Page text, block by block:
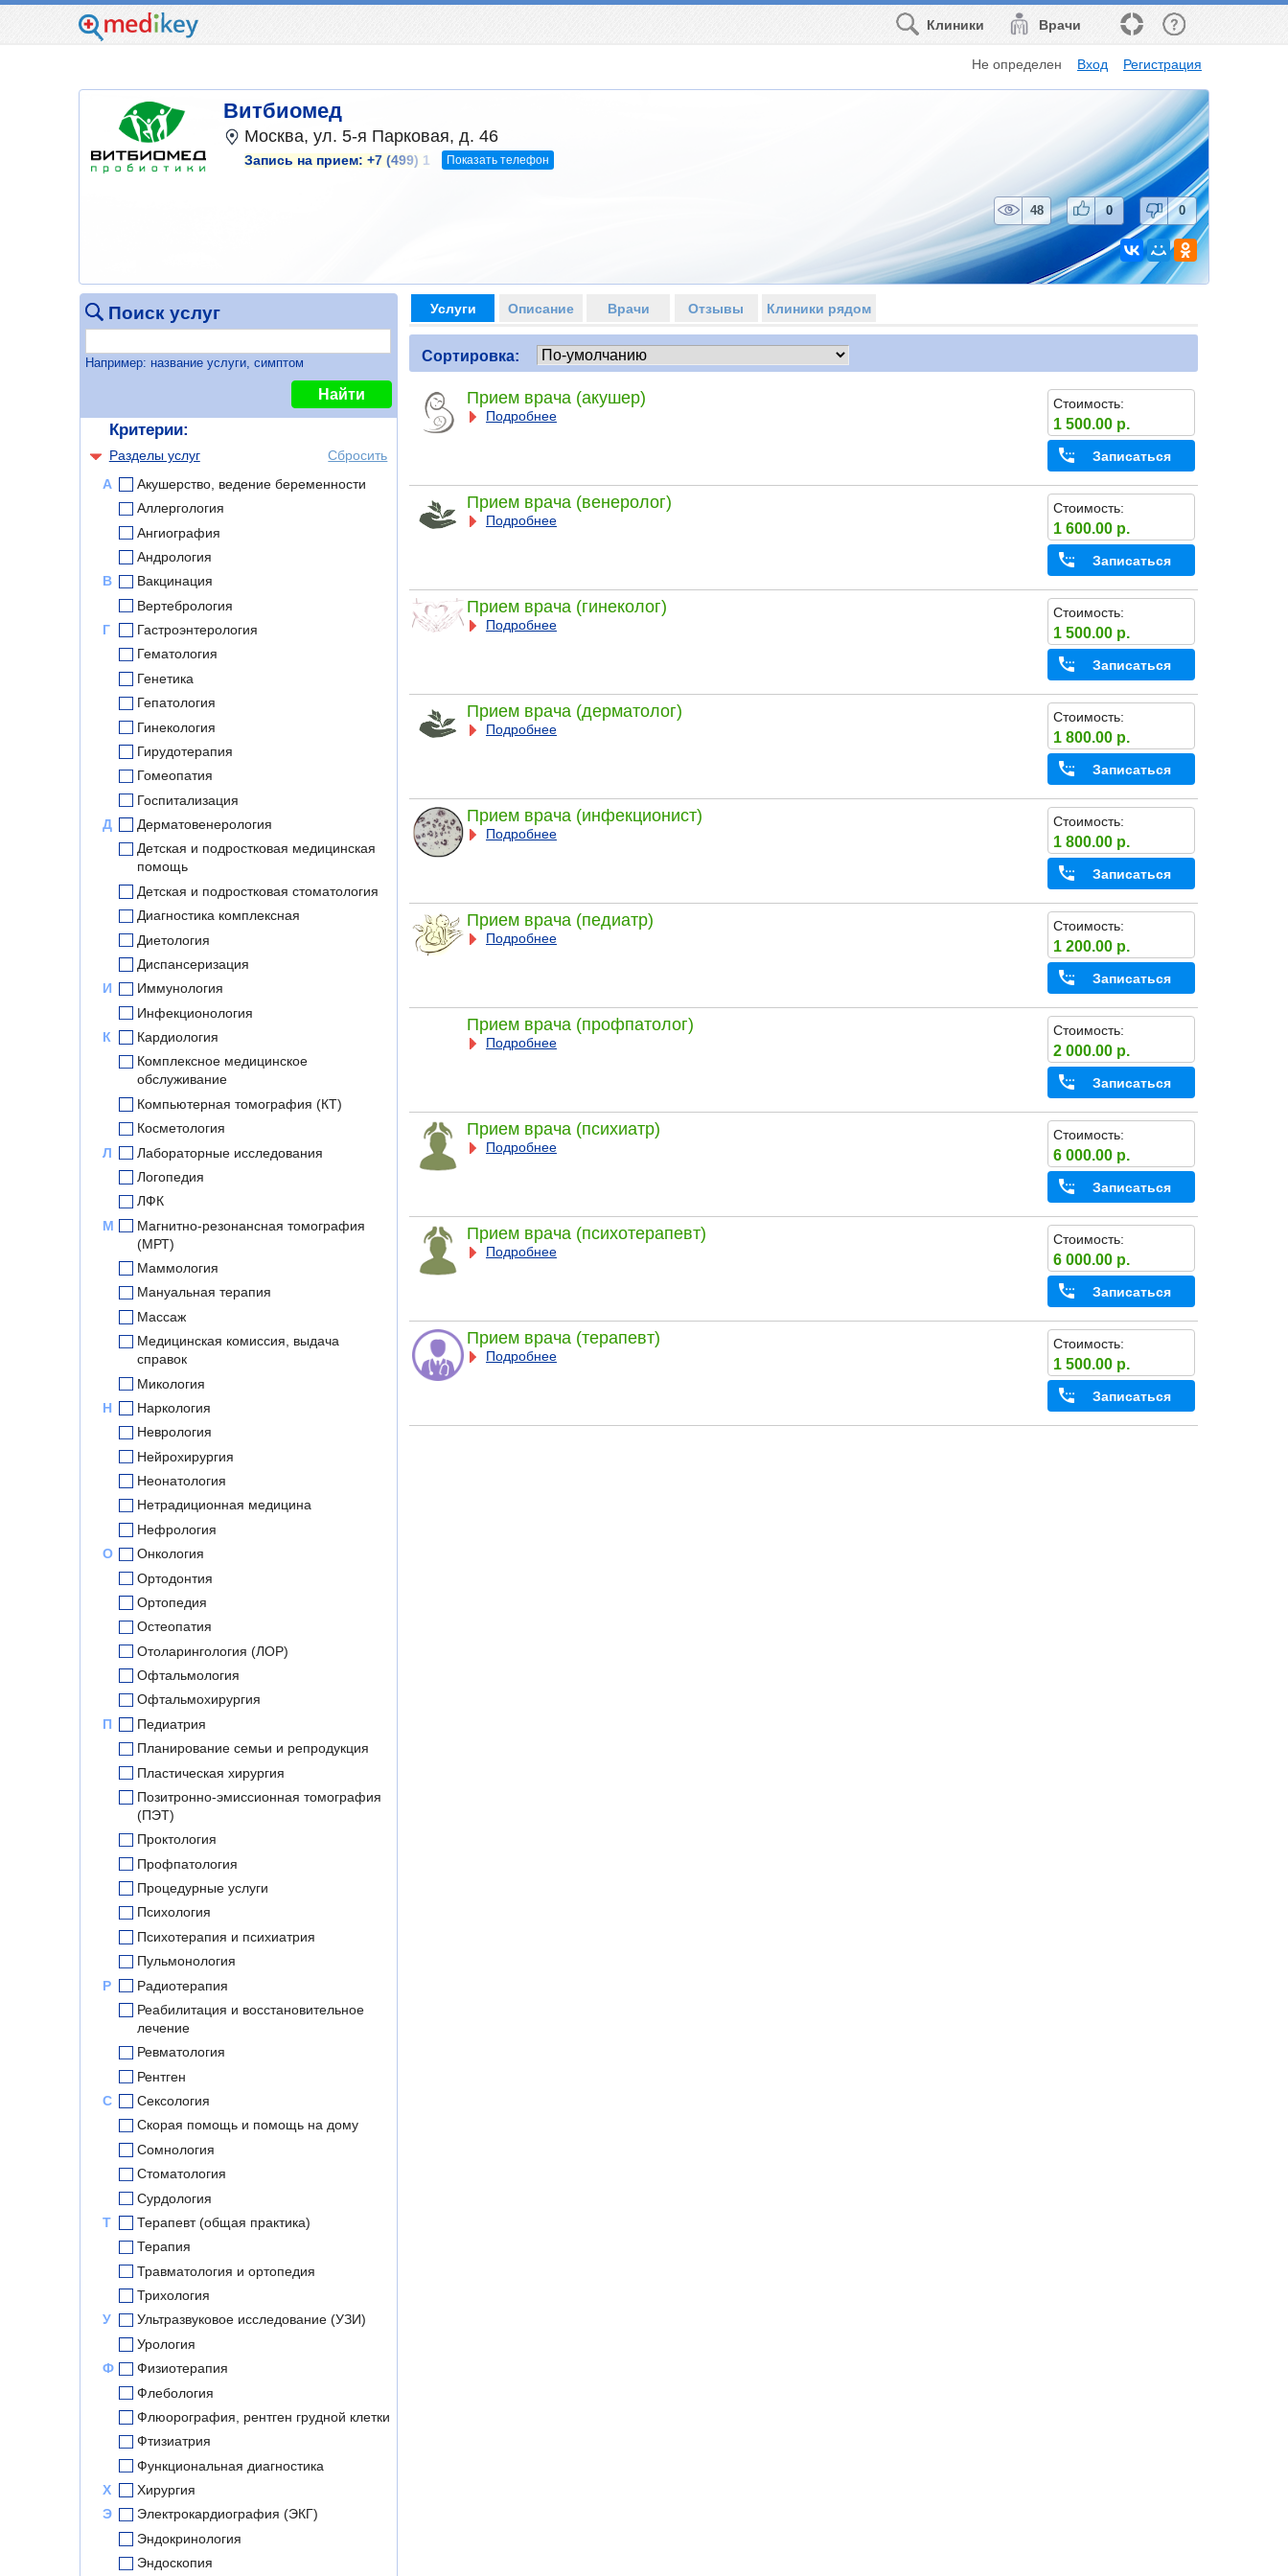
Врачи
Клиники
Не определен Вход Регистрация
Витбиомед
Москва, ул. 5-я Парковая, д. 46
Запись на прием: +7 (499) 1 Показать телефон
48 0 0
Поиск услуг
Например: название услуги, симптом
Найти
Критерии:
Разделы услуг
Сбросить
А
Акушерство, ведение беременности
Аллергология
Ангиография
Андрология
В
Вакцинация
Вертебрология
Г
Гастроэнтерология
Гематология
Генетика
Гепатология
Гинекология
Гирудотерапия
Гомеопатия
Госпитализация
Д
Дерматовенерология
Детская и подростковая медицинская
помощь
Детская и подростковая стоматология
Диагностика комплексная
Диетология
Диспансеризация
И
Иммунология
Инфекционология
К
Кардиология
Комплексное медицинское
обслуживание
Компьютерная томография (КТ)
Косметология
Л
Лабораторные исследования
Логопедия
ЛФК
М
Магнитно-резонансная томография
(МРТ)
Маммология
Мануальная терапия
Массаж
Медицинская комиссия, выдача
справок
Микология
Н
Наркология
Неврология
Нейрохирургия
Неонатология
Нетрадиционная медицина
Нефрология
О
Онкология
Ортодонтия
Ортопедия
Остеопатия
Отоларингология (ЛОР)
Офтальмология
Офтальмохирургия
П
Педиатрия
Планирование семьи и репродукция
Пластическая хирургия
Позитронно-эмиссионная томография
(ПЭТ)
Проктология
Профпатология
Процедурные услуги
Психология
Психотерапия и психиатрия
Пульмонология
Р
Радиотерапия
Реабилитация и восстановительное
лечение
Ревматология
Рентген
С
Сексология
Скорая помощь и помощь на дому
Сомнология
Стоматология
Сурдология
Т
Терапевт (общая практика)
Терапия
Травматология и ортопедия
Трихология
У
Ультразвуковое исследование (УЗИ)
Урология
Ф
Физиотерапия
Флебология
Флюорография, рентген грудной клетки
Фтизиатрия
Функциональная диагностика
Х
Хирургия
Э
Электрокардиография (ЭКГ)
Эндокринология
Эндоскопия
Услуги Описание Врачи Отзывы Клиники рядом
Сортировка:
Прием врача (акушер)
Подробнее
Стоимость:
1 500.00 р.
Записаться
Прием врача (венеролог)
Подробнее
Стоимость:
1 600.00 р.
Записаться
Прием врача (гинеколог)
Подробнее
Стоимость:
1 500.00 р.
Записаться
Прием врача (дерматолог)
Подробнее
Стоимость:
1 800.00 р.
Записаться
Прием врача (инфекционист)
Подробнее
Стоимость:
1 800.00 р.
Записаться
Прием врача (педиатр)
Подробнее
Стоимость:
1 200.00 р.
Записаться
Прием врача (профпатолог)
Подробнее
Стоимость:
2 000.00 р.
Записаться
Прием врача (психиатр)
Подробнее
Стоимость:
6 000.00 р.
Записаться
Прием врача (психотерапевт)
Подробнее
Стоимость:
6 000.00 р.
Записаться
Прием врача (терапевт)
Подробнее
Стоимость:
1 500.00 р.
Записаться